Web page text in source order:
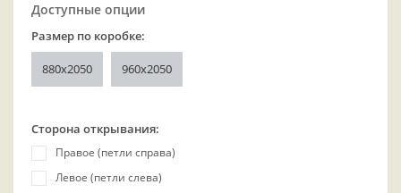
Доступные опции
Размер по коробке:
880x2050 960x2050
Сторона открывания:
Правое (петли справа)
Левое (петли слева)